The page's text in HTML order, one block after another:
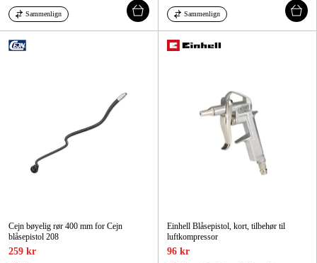
Sammenlign Sammenlign
Cejn bøyelig rør 400 mm for Cejn
blåsepistol 208
259 kr
Einhell Blåsepistol, kort, tilbehør til
luftkompressor
96 kr